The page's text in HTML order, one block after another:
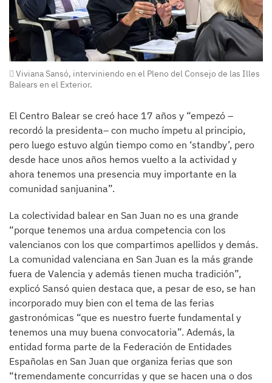
Viviana Sansó, interviniendo en el Pleno del Consejo de las Illes
Balears en el Exterior.
El Centro Balear se creó hace 17 años y “empezó –
recordó la presidenta– con mucho ímpetu al principio,
pero luego estuvo algún tiempo como en ‘standby’, pero
desde hace unos años hemos vuelto a la actividad y
ahora tenemos una presencia muy importante en la
comunidad sanjuanina”.
La colectividad balear en San Juan no es una grande
“porque tenemos una ardua competencia con los
valencianos con los que compartimos apellidos y demás.
La comunidad valenciana en San Juan es la más grande
fuera de Valencia y además tienen mucha tradición”,
explicó Sansó quien destaca que, a pesar de eso, se han
incorporado muy bien con el tema de las ferias
gastronómicas “que es nuestro fuerte fundamental y
tenemos una muy buena convocatoria”. Además, la
entidad forma parte de la Federación de Entidades
Españolas en San Juan que organiza ferias que son
“tremendamente concurridas y que se hacen una o dos